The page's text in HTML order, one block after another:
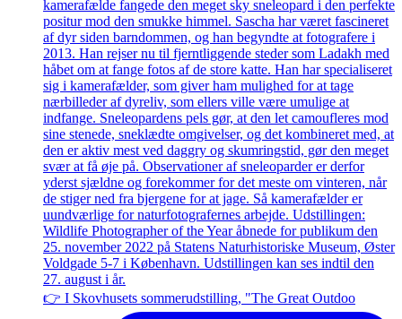
👉 I Skovhusets sommerudstilling, "The Great Outdoo